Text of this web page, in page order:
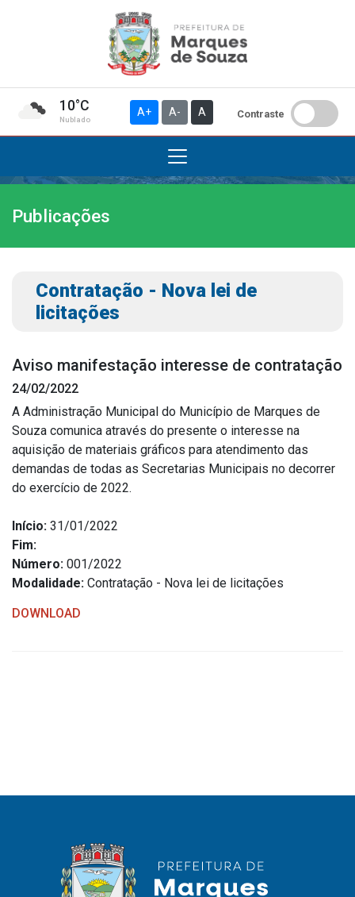
10°C
Nublado
A+ A- A Contraste
Institucional
A Prefeitura
Gabinete do Vice-prefeito
História do Município
Estrutura Organizacional
Secretarias
Administração
Assistência Social
Educação, Cultura, Desporto e Turismo
Obras
Saúde
Publicações
Contratação - Nova lei de
licitações
Aviso manifestação interesse de contratação
24/02/2022
A Administração Municipal do Município de Marques de
Souza comunica através do presente o interesse na
aquisição de materiais gráficos para atendimento das
demandas de todas as Secretarias Municipais no decorrer
do exercício de 2022.
Início: 31/01/2022
Fim:
Número: 001/2022
Modalidade: Contratação - Nova lei de licitações
DOWNLOAD